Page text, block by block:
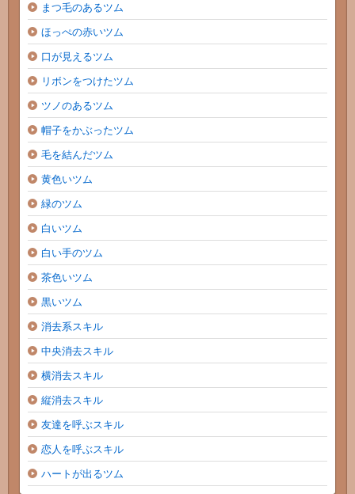
まつ毛のあるツム
ほっぺの赤いツム
口が見えるツム
リボンをつけたツム
ツノのあるツム
帽子をかぶったツム
毛を結んだツム
黄色いツム
緑のツム
白いツム
白い手のツム
茶色いツム
黒いツム
消去系スキル
中央消去スキル
横消去スキル
縦消去スキル
友達を呼ぶスキル
恋人を呼ぶスキル
ハートが出るツム